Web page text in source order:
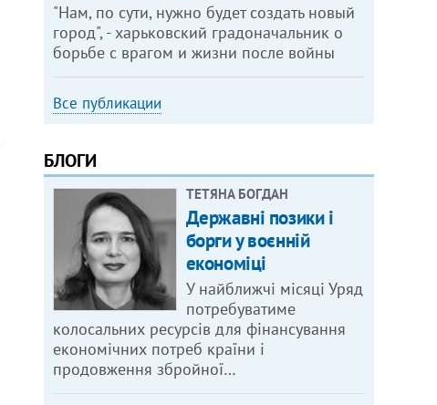
"Нам, по сути, нужно будет создать новый
город", - харьковский градоначальник о
борьбе с врагом и жизни после войны
Все публикации
БЛОГИ
ТЕТЯНА БОГДАН
Державні позики і
борги у воєнній
економіці
У найближчі місяці Уряд
потребуватиме
колосальних ресурсів для фінансування
економічних потреб країни і
продовження збройної…